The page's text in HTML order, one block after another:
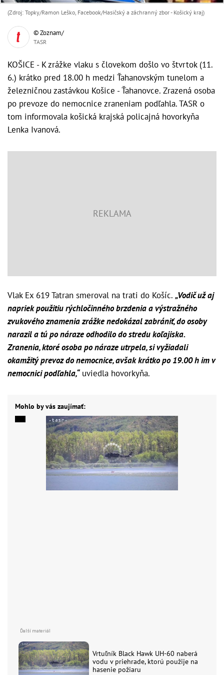
(Zdroj: Topky/Ramon Leško, Facebook/Hasičský a záchranný zbor - Košický kraj)
© Zoznam/
TASR
KOŠICE - K zrážke vlaku s človekom došlo vo štvrtok (11.
6.) krátko pred 18.00 h medzi Ťahanovským tunelom a
železničnou zastávkou Košice - Ťahanovce. Zrazená osoba
po prevoze do nemocnice zraneniam podľahla. TASR o
tom informovala košická krajská policajná hovorkyňa
Lenka Ivanová.
Vlak Ex 619 Tatran smeroval na trati do Košíc. „Vodič už aj
napriek použitiu rýchločinného brzdenia a výstražného
zvukového znamenia zrážke nedokázal zabrániť, do osoby
narazil a tú po náraze odhodilo do stredu koľajiska.
Zranenia, ktoré osoba po náraze utrpela, si vyžiadali
okamžitý prevoz do nemocnice, avšak krátko po 19.00 h im v
nemocnici podľahla,“uviedla hovorkyňa.
Mohlo by vás zaujímať:
Vrtuľník Black Hawk UH-60 naberá
vodu v priehrade, ktorú použije na
hasenie požiaru